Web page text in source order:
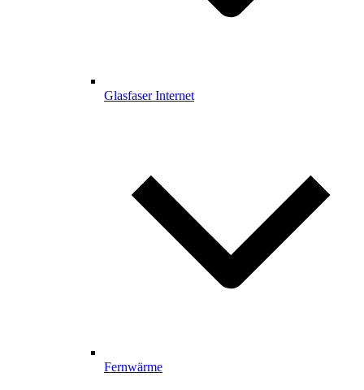
Glasfaser Internet
Fernwärme